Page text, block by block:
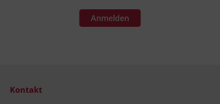
Anmelden
Kontakt